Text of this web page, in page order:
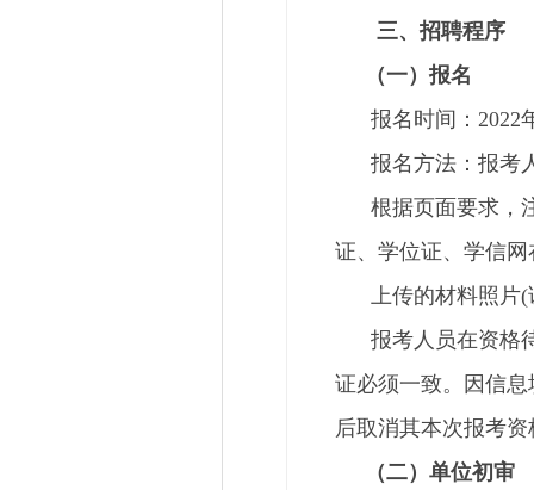
三、招聘程序
（一）报名
报名时间：2022
报名方法：报考人
根据页面要求，注
证、学位证、学信
上传的材料照片(
报考人员在资格待
证必须一致。因信
后取消其本次报考
（二）单位初审